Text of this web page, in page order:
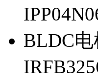
BLDC电